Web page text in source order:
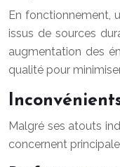
En fonctionnement,
issus de sources
augmentation des
qualité pour
Malgré ses atouts
concernent